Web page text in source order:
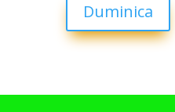
Duminica